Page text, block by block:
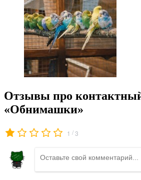
Отзывы про
«Обнимашки»
1 /3